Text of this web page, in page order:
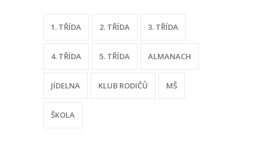
1. TŘÍDA 2. TŘÍDA 3. TŘÍDA
4. TŘÍDA 5. TŘÍDA ALMANACH
JÍDELNA KLUB RODIČŮ MŠ
ŠKOLA